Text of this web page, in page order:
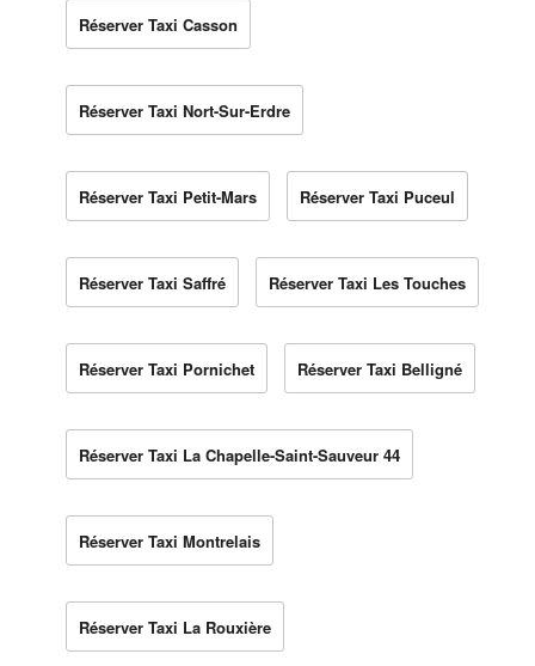
Réserver Taxi Casson
Réserver Taxi Nort-Sur-Erdre
Réserver Taxi Petit-Mars Réserver Taxi Puceul
Réserver Taxi Saffré Réserver Taxi Les Touches
Réserver Taxi Pornichet Réserver Taxi Belligné
Réserver Taxi La Chapelle-Saint-Sauveur 44
Réserver Taxi Montrelais
Réserver Taxi La Rouxière